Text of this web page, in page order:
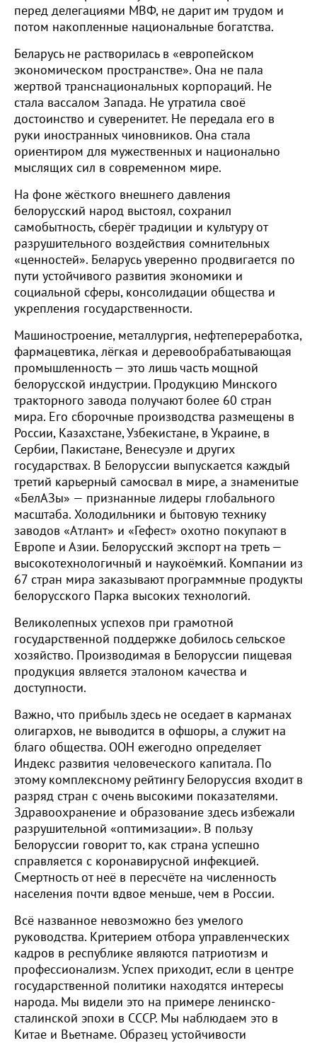
перед делегациями МВФ, не дарит им трудом и
потом накопленные национальные богатства.
Беларусь не растворилась в «европейском
экономическом пространстве». Она не пала
жертвой транснациональных корпораций. Не
стала вассалом Запада. Не утратила своё
достоинство и суверенитет. Не передала его в
руки иностранных чиновников. Она стала
ориентиром для мужественных и национально
мыслящих сил в современном мире.
На фоне жёсткого внешнего давления
белорусский народ выстоял, сохранил
самобытность, сберёг традиции и культуру от
разрушительного воздействия сомнительных
«ценностей». Беларусь уверенно продвигается по
пути устойчивого развития экономики и
социальной сферы, консолидации общества и
укрепления государственности.
Машиностроение, металлургия, нефтепереработка,
фармацевтика, лёгкая и деревообрабатывающая
промышленность — это лишь часть мощной
белорусской индустрии. Продукцию Минского
тракторного завода получают более 60 стран
мира. Его сборочные производства размещены в
России, Казахстане, Узбекистане, в Украине, в
Сербии, Пакистане, Венесуэле и других
государствах. В Белоруссии выпускается каждый
третий карьерный самосвал в мире, а знаменитые
«БелАЗы» — признанные лидеры глобального
масштаба. Холодильники и бытовую технику
заводов «Атлант» и «Гефест» охотно покупают в
Европе и Азии. Белорусский экспорт на треть —
высокотехнологичный и наукоёмкий. Компании из
67 стран мира заказывают программные продукты
белорусского Парка высоких технологий.
Великолепных успехов при грамотной
государственной поддержке добилось сельское
хозяйство. Производимая в Белоруссии пищевая
продукция является эталоном качества и
доступности.
Важно, что прибыль здесь не оседает в карманах
олигархов, не выводится в офшоры, а служит на
благо общества. ООН ежегодно определяет
Индекс развития человеческого капитала. По
этому комплексному рейтингу Белоруссия входит в
разряд стран с очень высокими показателями.
Здравоохранение и образование здесь избежали
разрушительной «оптимизации». В пользу
Белоруссии говорит то, как страна успешно
справляется с коронавирусной инфекцией.
Смертность от неё в пересчёте на численность
населения почти вдвое меньше, чем в России.
Всё названное невозможно без умелого
руководства. Критерием отбора управленческих
кадров в республике являются патриотизм и
профессионализм. Успех приходит, если в центре
государственной политики находятся интересы
народа. Мы видели это на примере ленинско-
сталинской эпохи в СССР. Мы наблюдаем это в
Китае и Вьетнаме. Образец устойчивости